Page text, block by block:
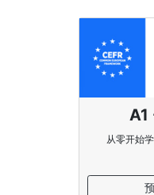
A1
从零开始